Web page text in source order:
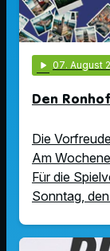
play_arrow 07. August
Den
Die
Am
Für die
Sonntag,